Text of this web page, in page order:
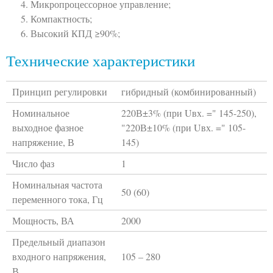
Микропроцессорное управление;
Компактность;
Высокий КПД ≥90%;
Технические характеристики
Принцип регулировки
гибридный (комбинированный)
Номинальное
выходное фазное
напряжение, В
220В±3% (при Uвх. =" 145-250),
"220В±10% (при Uвх. =" 105-
145)
Число фаз
1
Номинальная частота
переменного тока, Гц
50 (60)
Мощность, ВА
2000
Предельный диапазон
входного напряжения,
105 – 280